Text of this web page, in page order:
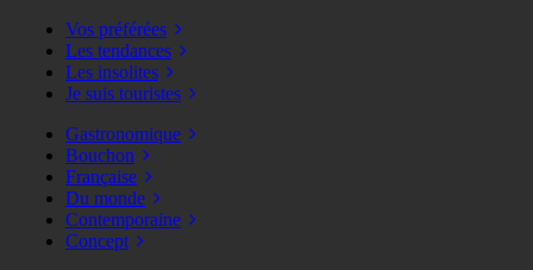
Vos préférées
Les tendances
Les insolites
Je suis touristes
Gastronomique
Bouchon
Française
Du monde
Contemporaine
Concept